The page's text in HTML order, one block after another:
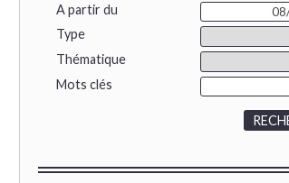
A partir du
Type
Thématique
Mots clés